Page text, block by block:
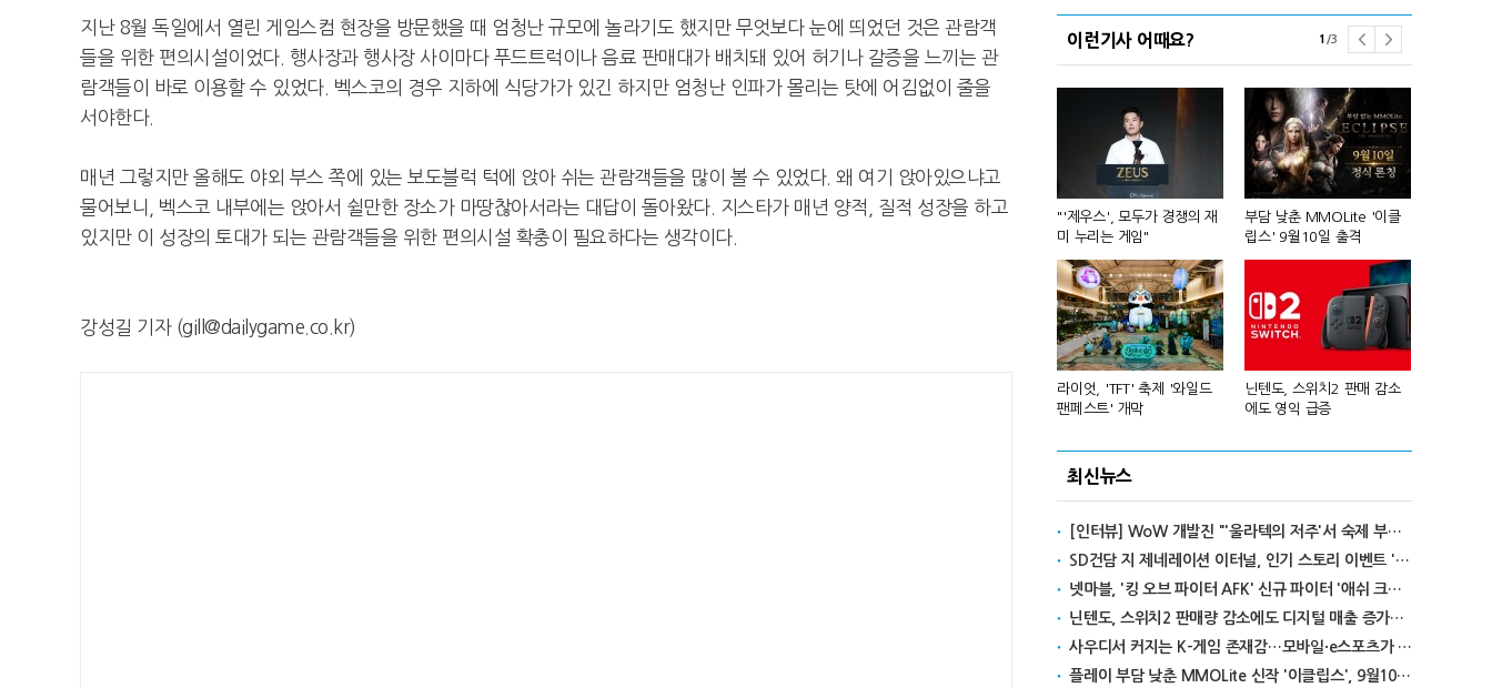
지난 8월 독일에서 열린 게임스컴 현장을 방문했을 때 엄청난 규모에 놀라기도 했지만 무엇보다 눈에 띄었던 것은 관람객
들을 위한 편의시설이었다. 행사장과 행사장 사이마다 푸드트럭이나 음료 판매대가 배치돼 있어 허기나 갈증을 느끼는 관
람객들이 바로 이용할 수 있었다. 벡스코의 경우 지하에 식당가가 있긴 하지만 엄청난 인파가 몰리는 탓에 어김없이 줄을
서야한다.
매년 그렇지만 올해도 야외 부스 쪽에 있는 보도블럭 턱에 앉아 쉬는 관람객들을 많이 볼 수 있었다. 왜 여기 앉아있으냐고
물어보니, 벡스코 내부에는 앉아서 쉴만한 장소가 마땅찮아서라는 대답이 돌아왔다. 지스타가 매년 양적, 질적 성장을 하고
있지만 이 성장의 토대가 되는 관람객들을 위한 편의시설 확충이 필요하다는 생각이다.
강성길 기자 (gill@dailygame.co.kr)
이런기사 어때요? 1 /3
넷마블, 2분기 매출 7492억
원 기록
크래프톤, '게임스컴'서 신작
"'제우스', 모두가 경쟁의 재
미 누리는 게임"
부담 낮춘 MMOLite '이클
립스' 9월10일 출격
라이엇, 'TFT' 축제 '와일드
팬페스트' 개막
닌텐도, 스위치2 판매 감소
에도 영익 급증
최신뉴스
[인터뷰] WoW 개발진 "'울라텍의 저주'서 숙제 부담 줄이고 보상 높여"
SD건담 지 제네레이션 이터널, 인기 스토리 이벤트 '라크로아의 용사' 재개최
넷마블, '킹 오브 파이터 AFK' 신규 파이터 '애쉬 크림존' 업데이트
닌텐도, 스위치2 판매량 감소에도 디지털 매출 증가로 영익 급증
사우디서 커지는 K-게임 존재감…모바일·e스포츠가 이끌었다
플레이 부담 낮춘 MMOLite 신작 '이클립스', 9월10일 출격